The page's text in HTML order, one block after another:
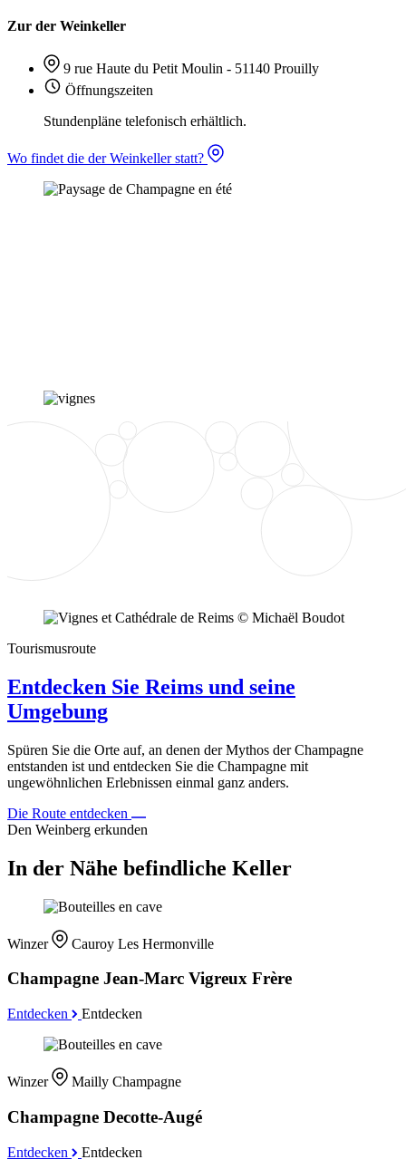
Zur der Weinkeller
9 rue Haute du Petit Moulin - 51140 Prouilly
Öffnungszeiten
Stundenpläne telefonisch erhältlich.
Wo findet die der Weinkeller statt?
Tourismusroute
Entdecken Sie Reims und seine
Umgebung
Spüren Sie die Orte auf, an denen der Mythos der Champagne
entstanden ist und entdecken Sie die Champagne mit
ungewöhnlichen Erlebnissen einmal ganz anders.
Die Route entdecken
Den Weinberg erkunden
In der Nähe befindliche Keller
Winzer Cauroy Les Hermonville
Champagne Jean-Marc Vigreux Frère
Entdecken Entdecken
Winzer Mailly Champagne
Champagne Decotte-Augé
Entdecken Entdecken